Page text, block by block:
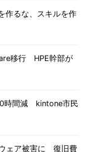
作るな、スキルを作
移行 HPE幹部が
時間減 kintone市民
ェア被害に 復旧費